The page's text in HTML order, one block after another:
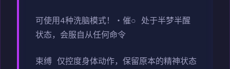
可使用4种洗脑模式！・催○ 处于半梦半醒
状态，会服自从任何命令
束缚 仅控度身体动作，保留原本的精神状态